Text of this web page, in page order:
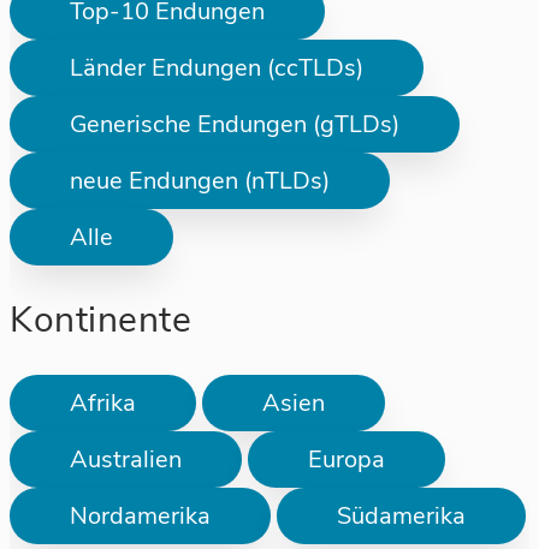
Top-10 Endungen
Länder Endungen (ccTLDs)
Generische Endungen (gTLDs)
neue Endungen (nTLDs)
Alle
Kontinente
Afrika
Asien
Australien
Europa
Nordamerika
Südamerika